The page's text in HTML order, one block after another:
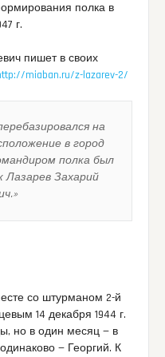
полка в
г.
пишет в своих
miaban.ru/z-lazarev-2/
на
в город
полка был
Лазарев Захарий
со штурманом 2-й
14 декабря 1944 г.
но в один месяц — в
— Георгий. К